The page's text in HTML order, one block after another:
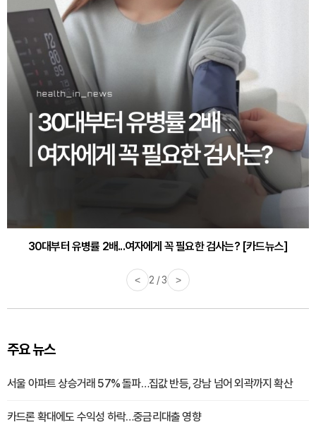
30대부터 유병률 2배...여자에게 꼭 필요한 검사는? [카드뉴스]
감기·독감 예방하고 면역력 높이는 4가지 영양제 [카드뉴스]
< 2 / 3 >
주요 뉴스
서울 아파트 상승거래 57% 돌파…집값 반등, 강남 넘어 외곽까지 확산
카드론 확대에도 수익성 하락…중금리대출 영향